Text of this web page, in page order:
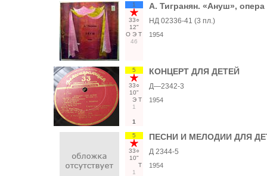
1
33○
12"
О Э Т
46
А. Тигранян. «Ануш»,
НД 02336-41 (3 пл.)
1954
5
33○
10"
Э Т
1
1
КОНЦЕРТ ДЛЯ ДЕТЕЙ
Д—2342-3
1954
5
33○
10"
Т
1
ПЕСНИ И МЕЛОДИИ ДЛЯ
Д 2344-5
1954